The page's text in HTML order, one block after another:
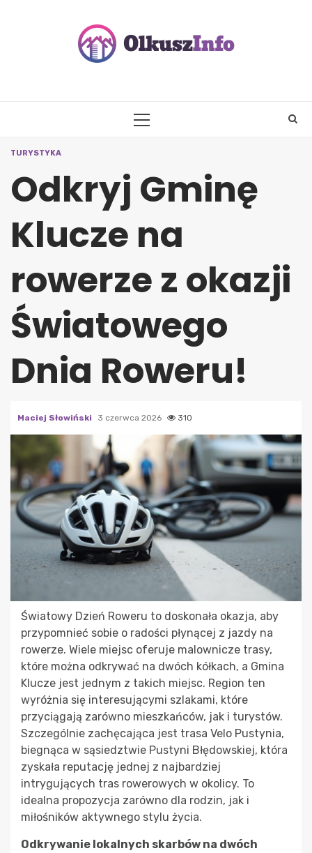
PRIMARY
TURYSTYKA
Odkryj Gminę
Klucze na
rowerze z okazji
Światowego
Dnia Roweru!
Maciej Słowiński 3 czerwca 2026 310
Światowy Dzień Roweru to doskonała okazja, aby
przypomnieć sobie o radości płynącej z jazdy na
rowerze. Wiele miejsc oferuje malownicze trasy,
które można odkrywać na dwóch kółkach, a Gmina
Klucze jest jednym z takich miejsc. Region ten
wyróżnia się interesującymi szlakami, które
przyciągają zarówno mieszkańców, jak i turystów.
Szczególnie zachęcająca jest trasa Velo Pustynia,
biegnąca w sąsiedztwie Pustyni Błędowskiej, która
zyskała reputację jednej z najbardziej
intrygujących tras rowerowych w okolicy. To
idealna propozycja zarówno dla rodzin, jak i
miłośników aktywnego stylu życia.
Odkrywanie lokalnych skarbów na dwóch